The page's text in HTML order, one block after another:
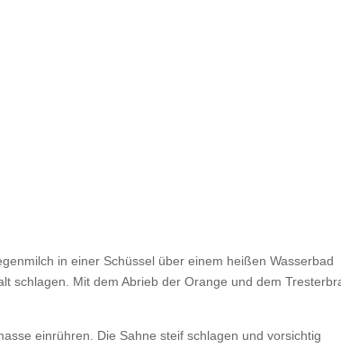
in einer Schüssel über einem heißen Wasserbad
schlagen. Mit dem Abrieb der Orange und dem
einrühren. Die Sahne steif schlagen und vorsichtig